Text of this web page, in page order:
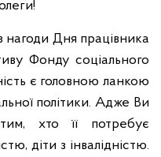
нагоди Дня працівника
Фонду соціального
є головною ланкою
політики. Адже Ви
хто її потребує
діти з інвалідністю.